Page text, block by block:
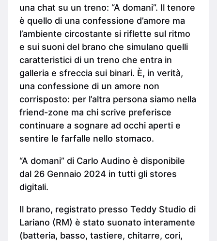
una chat su un treno: “A domani”. Il tenore
è quello di una confessione d’amore ma
l’ambiente circostante si riflette sul ritmo
e sui suoni del brano che simulano quelli
caratteristici di un treno che entra in
galleria e sfreccia sui binari. È, in verità,
una confessione di un amore non
corrisposto: per l’altra persona siamo nella
friend-zone ma chi scrive preferisce
continuare a sognare ad occhi aperti e
sentire le farfalle nello stomaco.
“A domani” di Carlo Audino è disponibile
dal 26 Gennaio 2024 in tutti gli stores
digitali.
Il brano, registrato presso Teddy Studio di
Lariano (RM) è stato suonato interamente
(batteria, basso, tastiere, chitarre, cori,